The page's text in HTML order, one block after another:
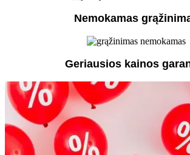
Nemokamas
Geriausios kainos